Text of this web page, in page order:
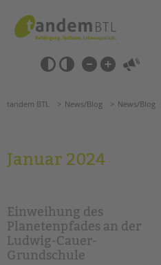
springen
Barrierefrei-
Einstellungen
überspringen
überspringen
Förderzentren
Kollegs
EFöB
Schulbezogene Sozialarbeit
tandem BTL News/Blog News/Blog
Januar 2024
Einweihung des
Planetenpfades an der
Ludwig-Cauer-
Grundschule